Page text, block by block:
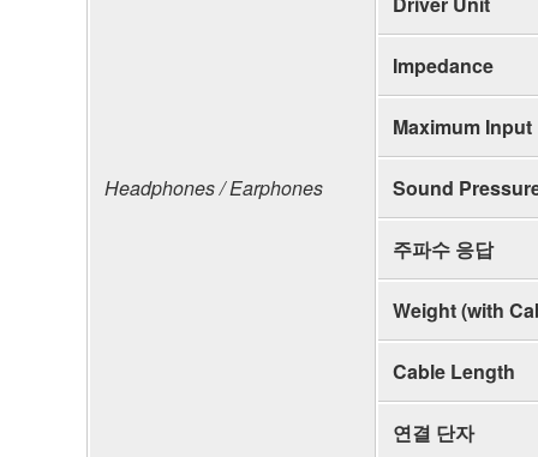
Headphones / Earphones
Impedance
Maximum Input
Sound
주파수 응답
Weight (with
Cable Length
연결 단자